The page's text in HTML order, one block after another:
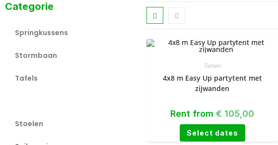
Categorie
Springkussens
Stormbaan
Tafels
Stoelen
Tenten
4x8 m Easy Up partytent met
zijwanden
Rent from € 105,00
Select dates